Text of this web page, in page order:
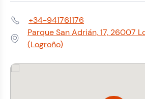
Teléfono:+34-941761176
Dirección:
Parque San Adrián, 17, 26007
(Logroño)